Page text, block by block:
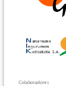
Colaboradores